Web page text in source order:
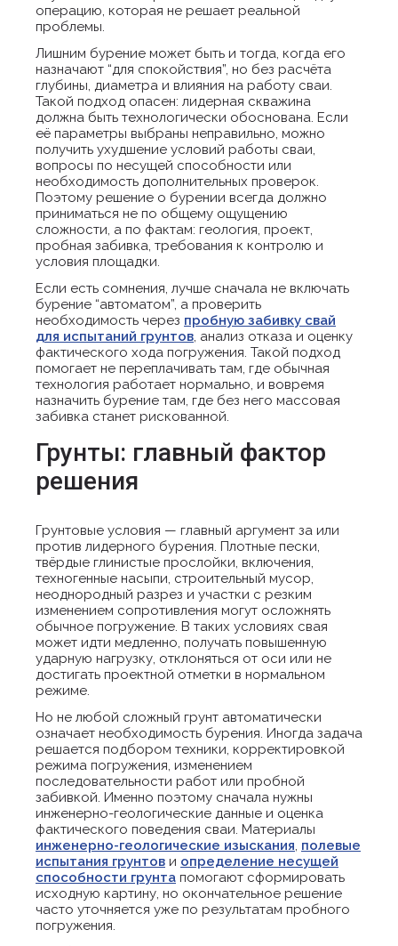
операцию, которая не решает реальной
проблемы.
Лишним бурение может быть и тогда, когда его
назначают “для спокойствия”, но без расчёта
глубины, диаметра и влияния на работу сваи.
Такой подход опасен: лидерная скважина
должна быть технологически обоснована. Если
её параметры выбраны неправильно, можно
получить ухудшение условий работы сваи,
вопросы по несущей способности или
необходимость дополнительных проверок.
Поэтому решение о бурении всегда должно
приниматься не по общему ощущению
сложности, а по фактам: геология, проект,
пробная забивка, требования к контролю и
условия площадки.
Если есть сомнения, лучше сначала не включать
бурение “автоматом”, а проверить
необходимость через пробную забивку свай
для испытаний грунтов, анализ отказа и оценку
фактического хода погружения. Такой подход
помогает не переплачивать там, где обычная
технология работает нормально, и вовремя
назначить бурение там, где без него массовая
забивка станет рискованной.
Грунты: главный фактор
решения
Грунтовые условия — главный аргумент за или
против лидерного бурения. Плотные пески,
твёрдые глинистые прослойки, включения,
техногенные насыпи, строительный мусор,
неоднородный разрез и участки с резким
изменением сопротивления могут осложнять
обычное погружение. В таких условиях свая
может идти медленно, получать повышенную
ударную нагрузку, отклоняться от оси или не
достигать проектной отметки в нормальном
режиме.
Но не любой сложный грунт автоматически
означает необходимость бурения. Иногда задача
решается подбором техники, корректировкой
режима погружения, изменением
последовательности работ или пробной
забивкой. Именно поэтому сначала нужны
инженерно-геологические данные и оценка
фактического поведения сваи. Материалы
инженерно-геологические изыскания, полевые
испытания грунтов и определение несущей
способности грунта помогают сформировать
исходную картину, но окончательное решение
часто уточняется уже по результатам пробного
погружения.